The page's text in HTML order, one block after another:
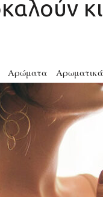
Αρώματα